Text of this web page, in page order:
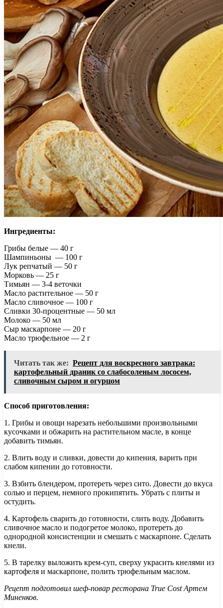
Ингредиенты:
Грибы белые — 40 г
Шампиньоны — 100 г
Лук репчатый — 50 г
Морковь — 25 г
Тимьян — 3-4 веточки
Масло растительное — 50 г
Масло сливочное — 100 г
Сливки 30-процентные — 50 мл
Молоко — 50 мл
Сыр маскарпоне — 20 г
Масло трюфельное — 2 г
Читать так же: Рецепт для воскресного завтрака:
картофельный драник со слабосоленым лососем,
сливочным сыром и огурцом
Способ приготовления:
1. Грибы и овощи нарезать небольшими произвольными
кусочками и обжарить на растительном масле, в конце
добавить тимьян.
2. Влить воду и сливки, довести до кипения, варить при
слабом кипении до готовности.
3. Взбить блендером, протереть через сито. Довести до вкуса
солью и перцем, немного прокипятить. Убрать с плиты и
остудить.
4. Картофель сварить до готовности, слить воду. Добавить
сливочное масло и подогретое молоко, протереть до
однородной консистенции и смешать с маскарпоне. Сделать
кнели.
5. В тарелку выложить крем-суп, сверху украсить кнелями из
картофеля и маскарпоне, полить трюфельным маслом.
Рецепт подготовил шеф-повар ресторана True Cost Артем
Миненков.